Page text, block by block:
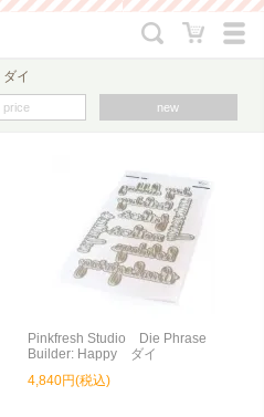
ダイ
price new
Pinkfresh Studio Die Phrase
Builder: Happy ダイ
4,840円(税込)